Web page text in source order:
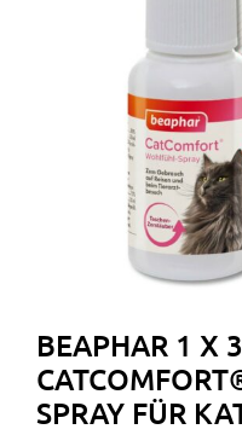
BEAPHAR 1 X
SPRAY FÜR